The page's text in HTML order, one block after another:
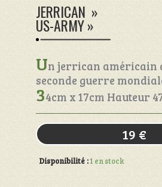
Un jerrican américain
seconde guerre
34cm x 17cm Hauteur
JERRICAN »
US-ARMY »
19 €
Disponibilité :1 en stock